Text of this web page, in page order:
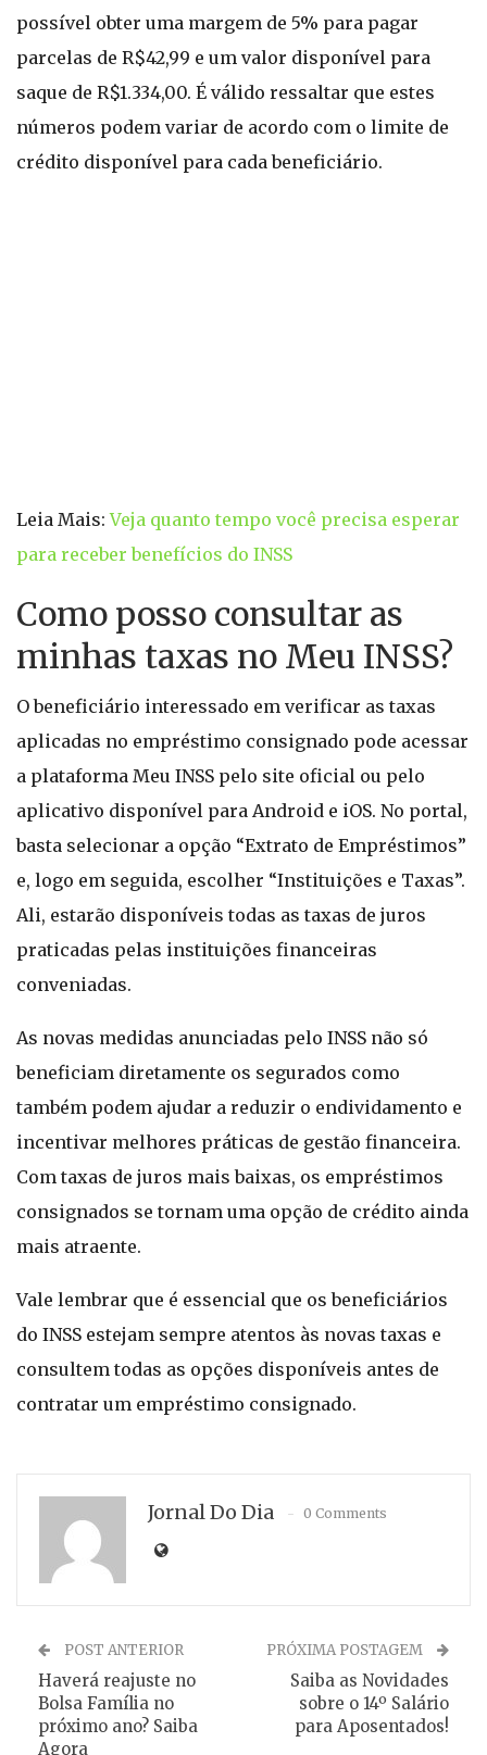
possível obter uma margem de 5% para pagar
parcelas de R$42,99 e um valor disponível para
saque de R$1.334,00. É válido ressaltar que estes
números podem variar de acordo com o limite de
crédito disponível para cada beneficiário.
Leia Mais:Veja quanto tempo você precisa esperar
para receber benefícios do INSS
Como posso consultar as
minhas taxas no Meu INSS?
O beneficiário interessado em verificar as taxas
aplicadas no empréstimo consignado pode acessar
a plataforma Meu INSS pelo site oficial ou pelo
aplicativo disponível para Android e iOS. No portal,
basta selecionar a opção “Extrato de Empréstimos”
e, logo em seguida, escolher “Instituições e Taxas”.
Ali, estarão disponíveis todas as taxas de juros
praticadas pelas instituições financeiras
conveniadas.
As novas medidas anunciadas pelo INSS não só
beneficiam diretamente os segurados como
também podem ajudar a reduzir o endividamento e
incentivar melhores práticas de gestão financeira.
Com taxas de juros mais baixas, os empréstimos
consignados se tornam uma opção de crédito ainda
mais atraente.
Vale lembrar que é essencial que os beneficiários
do INSS estejam sempre atentos às novas taxas e
consultem todas as opções disponíveis antes de
contratar um empréstimo consignado.
Jornal Do Dia 0 Comments
POST ANTERIOR
Haverá reajuste no
Bolsa Família no
próximo ano? Saiba
Agora
PRÓXIMA POSTAGEM
Saiba as Novidades
sobre o 14º Salário
para Aposentados!